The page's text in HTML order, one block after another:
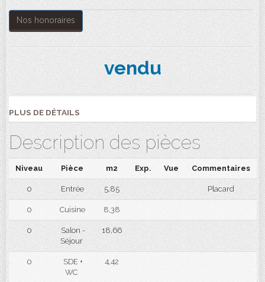
Nos honoraires
vendu
PLUS DE DÉTAILS
Description des pièces
Niveau Pièce m2 Exp. Vue Commentaires
0 Entrée 5,85 Placard
0 Cuisine 8,38
0
Salon -
Séjour
18,66
0
SDE +
WC
4,42